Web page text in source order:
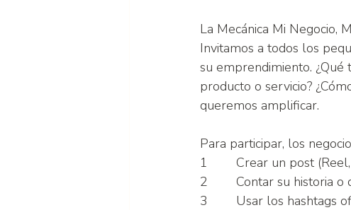
La Mecánica Mi Negocio,
Invitamos a todos los
su emprendimiento. ¿Qué
producto o servicio?
queremos amplificar.
Para participar, los
1        Crear un post
2        Contar su historia
3        Usar los hashtags